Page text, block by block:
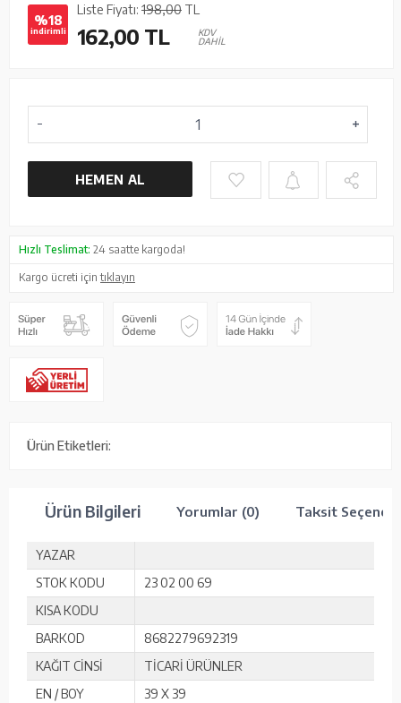
%18
indirimli
Liste Fiyatı: 198,00 TL
162,00 TL
KDV
DAHİL
HEMEN AL
Hızlı Teslimat: 24 saatte kargoda!
Kargo ücreti içintıklayın
Ürün Etiketleri:
Ürün Bilgileri Yorumlar (0) Taksit
YAZAR
STOK KODU
23 02 00 69
KISA KODU
BARKOD
8682279692319
KAĞIT CİNSİ
TİCARİ ÜRÜNLER
EN / BOY
39 X 39